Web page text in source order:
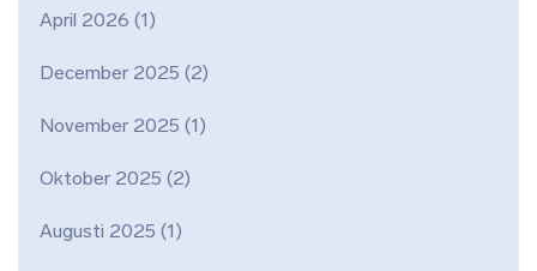
April 2026 (1)
December 2025 (2)
November 2025 (1)
Oktober 2025 (2)
Augusti 2025 (1)